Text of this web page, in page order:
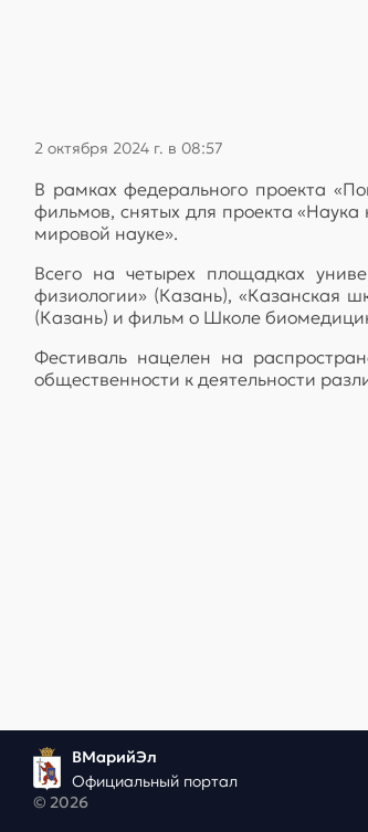
2 октября 2024 г. в 08:57
В рамках федерального проекта
фильмов, снятых для проекта
мировой науке».
Всего на четырех площадках
физиологии» (Казань), «Казанская
(Казань) и фильм о Школе
Фестиваль нацелен на
общественности к деятельности
ВМарийЭл
Официальный портал
© 2026